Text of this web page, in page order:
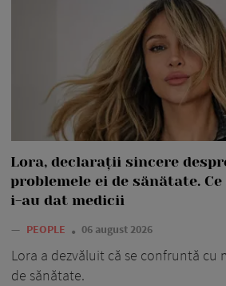
Lora, declarații sincere
problemele ei de sănătate.
i-au dat medicii
— PEOPLE 06 august 2026
Lora a dezvăluit că se confruntă
de sănătate.